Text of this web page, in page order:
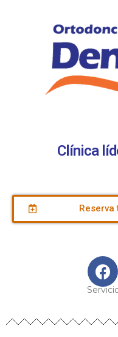
Clínica